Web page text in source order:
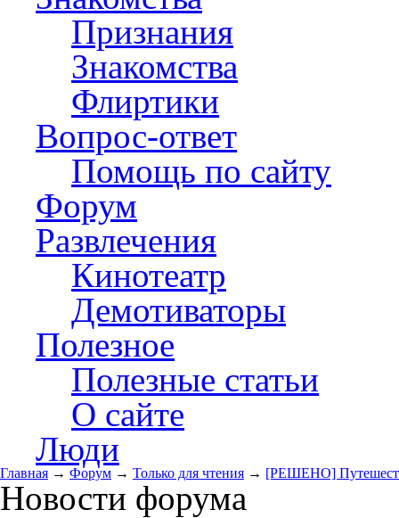
Признания
Знакомства
Флиртики
Вопрос-ответ
Помощь по сайту
Форум
Развлечения
Кинотеатр
Демотиваторы
Полезное
Полезные статьи
О сайте
Люди
Главная → Форум → Только для чтения → [РЕШЕНО]
Новости форума